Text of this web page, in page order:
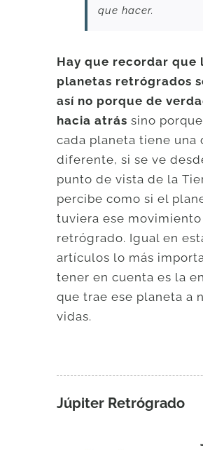
que hacer.
Hay que recordar que
planetas retrógrados
así no porque de
hacia atrás sino
cada planeta tiene una
diferente, si se ve
punto de vista de la
percibe como si el
tuviera ese movimiento
retrógrado. Igual en
artículos lo más
tener en cuenta es la
que trae ese planeta a
vidas.
Júpiter Retrógrado